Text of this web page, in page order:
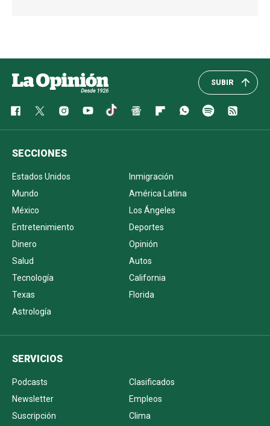
SUBIR
SECCIONES
Estados Unidos
Inmigración
Mundo
América Latina
México
Los Ángeles
Entretenimiento
Deportes
Dinero
Opinión
Salud
Autos
Tecnología
California
Texas
Florida
Astrología
SERVICIOS
Podcasts
Clasificados
Newsletter
Empleos
Suscripción
Clima